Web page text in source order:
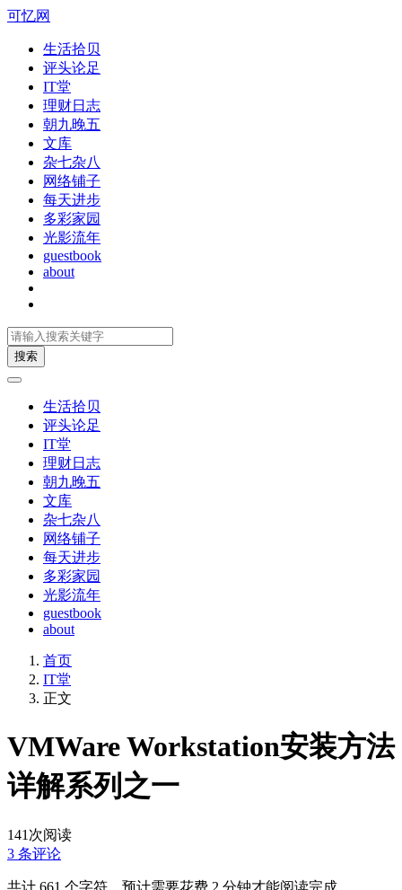
可忆网
生活拾贝
评头论足
IT堂
理财日志
朝九晚五
文库
杂七杂八
网络铺子
每天进步
多彩家园
光影流年
guestbook
about
搜索
生活拾贝
评头论足
IT堂
理财日志
朝九晚五
文库
杂七杂八
网络铺子
每天进步
多彩家园
光影流年
guestbook
about
首页
IT堂
正文
VMWare Workstation安装方法
详解系列之一
141 次阅读
3 条评论
共计 661 个字符，预计需要花费 2 分钟才能阅读完成。